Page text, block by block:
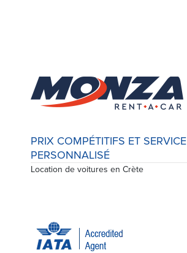
PRIX COMPÉTITIFS ET SERVICE
PERSONNALISÉ
Location de voitures en Crète